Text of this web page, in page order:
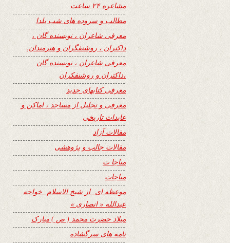
مشاعره ۲۴ ساعت
مطالب و سروده های شب یلدا
معرفی شاعران ، نویسنده گان ،
داکتران ، روشنفگران و هنرمندان.
معرفی شاعران ، نویسنده گان
،داکتران و روشنفکران
معرفی کتابهای جدید
معرفی و تجلیل از مساجد ، اماکن و
عابدات تاریخی
مقالات آزاد
مقالات جالب و پژوهشی
مناجا ت
مناجات
موعظه ای از شیخ الاسلام خواجه
عبدالله « انصاری »
میلاد حضرت محمد ( ص ) مبارک
نامه های سرگشاده